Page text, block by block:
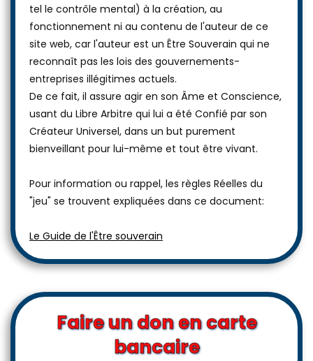
tel le contrôle mental) à la création, au
fonctionnement ni au contenu de l'auteur de ce
site web, car l'auteur est un Être Souverain qui ne
reconnaît pas les lois des gouvernements-
entreprises illégitimes actuels.
De ce fait, il assure agir en son Âme et Conscience,
usant du Libre Arbitre qui lui a été Confié par son
Créateur Universel, dans un but purement
bienveillant pour lui-même et tout être vivant.
Pour information ou rappel, les règles Réelles du
"jeu" se trouvent expliquées dans ce document:
Le Guide de l'Être souverain
Faire un don en carte
bancaire